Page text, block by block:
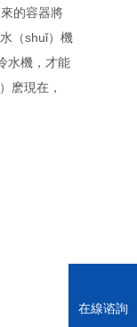
的容器將
（shuǐ）機
水機，才能
麽現在，
在線谘詢